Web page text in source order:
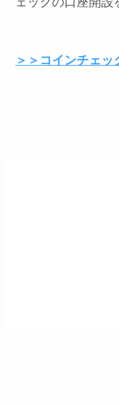
＞＞コインチェ